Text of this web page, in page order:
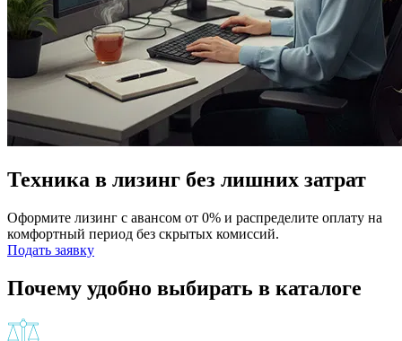
Техника в лизинг без лишних затрат
Оформите лизинг с авансом от 0% и распределите оплату на
комфортный период без скрытых комиссий.
Подать заявку
Почему удобно выбирать в каталоге